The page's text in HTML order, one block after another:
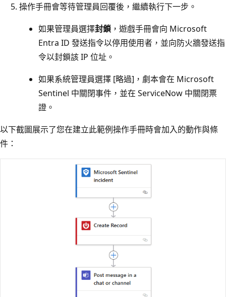
操作手冊會等待管理員回覆後，繼續執行下一步。
如果管理員選擇封鎖 ，遊戲手冊會向 Microsoft
Entra ID 發送指令以停用使用者，並向防火牆發送指
令以封鎖該 IP 位址。
如果系統管理員選擇 [略過] ，劇本會在 Microsoft
Sentinel 中關閉事件，並在 ServiceNow 中關閉票
證。
以下截圖展示了您在建立此範例操作手冊時會加入的動作與條
件：